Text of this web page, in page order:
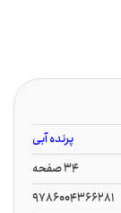
پرنده آبی
34 صفحه
9786004366281